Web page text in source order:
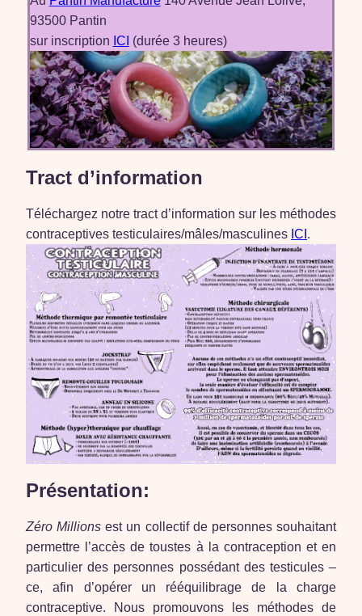
93500 Pantin
sur inscription ICI (durée 3 heures)
Tract d’information
Téléchargez notre tract d’information sur les méthodes
contraceptives testiculaires/mâles/masculines ICI .
Présentation:
Zéro Millions est un collectif de personnes souhaitant
permettre l’accès de toustes à la contraception et en
particulier des personnes possédant des testicules –
ce, afin d’opérer un rééquilibrage de la charge
contraceptive. Nous promouvons les méthodes de